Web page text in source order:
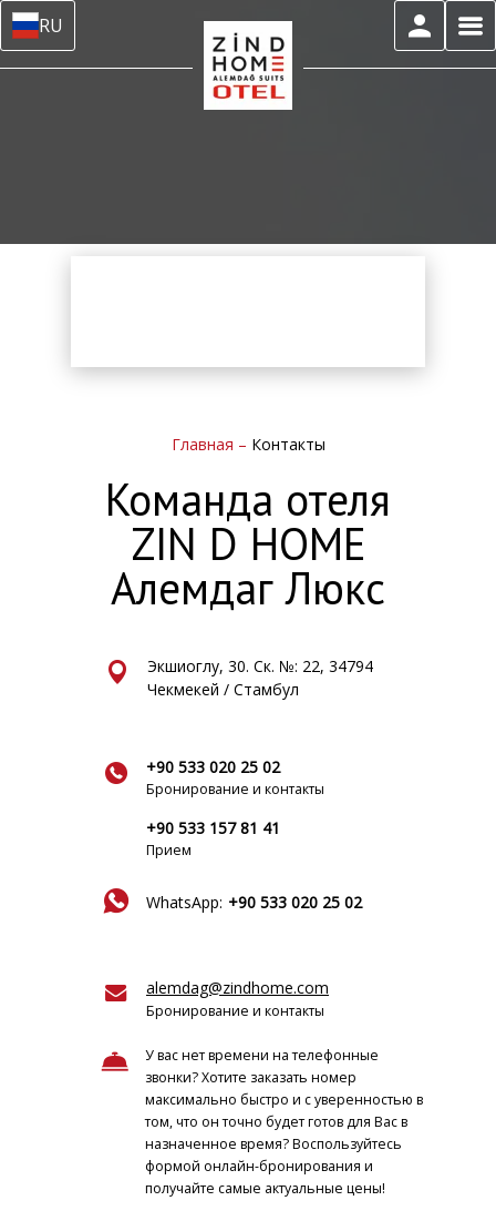
RU
Главная – Контакты
Команда отеля
ZIN D HOME
Алемдаг Люкс
Экшиоглу, 30. Ск. №: 22, 34794
Чекмекей / Стамбул
+90 533 020 25 02
Бронирование и контакты
+90 533 157 81 41
Прием
WhatsApp: +90 533 020 25 02
alemdag@zindhome.com
Бронирование и контакты
У вас нет времени на телефонные
звонки? Хотите заказать номер
максимально быстро и с уверенностью в
том, что он точно будет готов для Вас в
назначенное время? Воспользуйтесь
формой онлайн-бронирования и
получайте самые актуальные цены!